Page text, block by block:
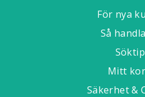
För nya
Så
Mitt
Säkerhet &